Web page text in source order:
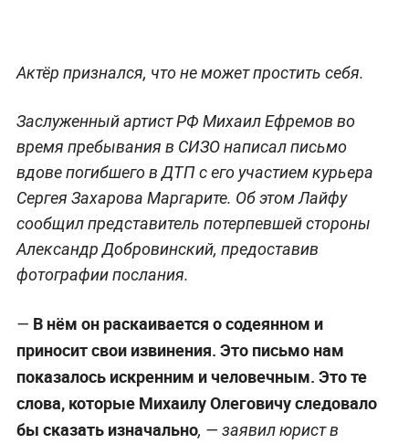
Актёр признался, что не может простить себя.
Заслуженный артист РФ Михаил Ефремов во
время пребывания в СИЗО написал письмо
вдове погибшего в ДТП с его участием курьера
Сергея Захарова Маргарите. Об этом Лайфу
сообщил представитель потерпевшей стороны
Александр Добровинский, предоставив
фотографии послания.
— В нём он раскаивается о содеянном и
приносит свои извинения. Это письмо нам
показалось искренним и человечным. Это те
слова, которые Михаилу Олеговичу следовало
бы сказать изначально, — заявил юрист в